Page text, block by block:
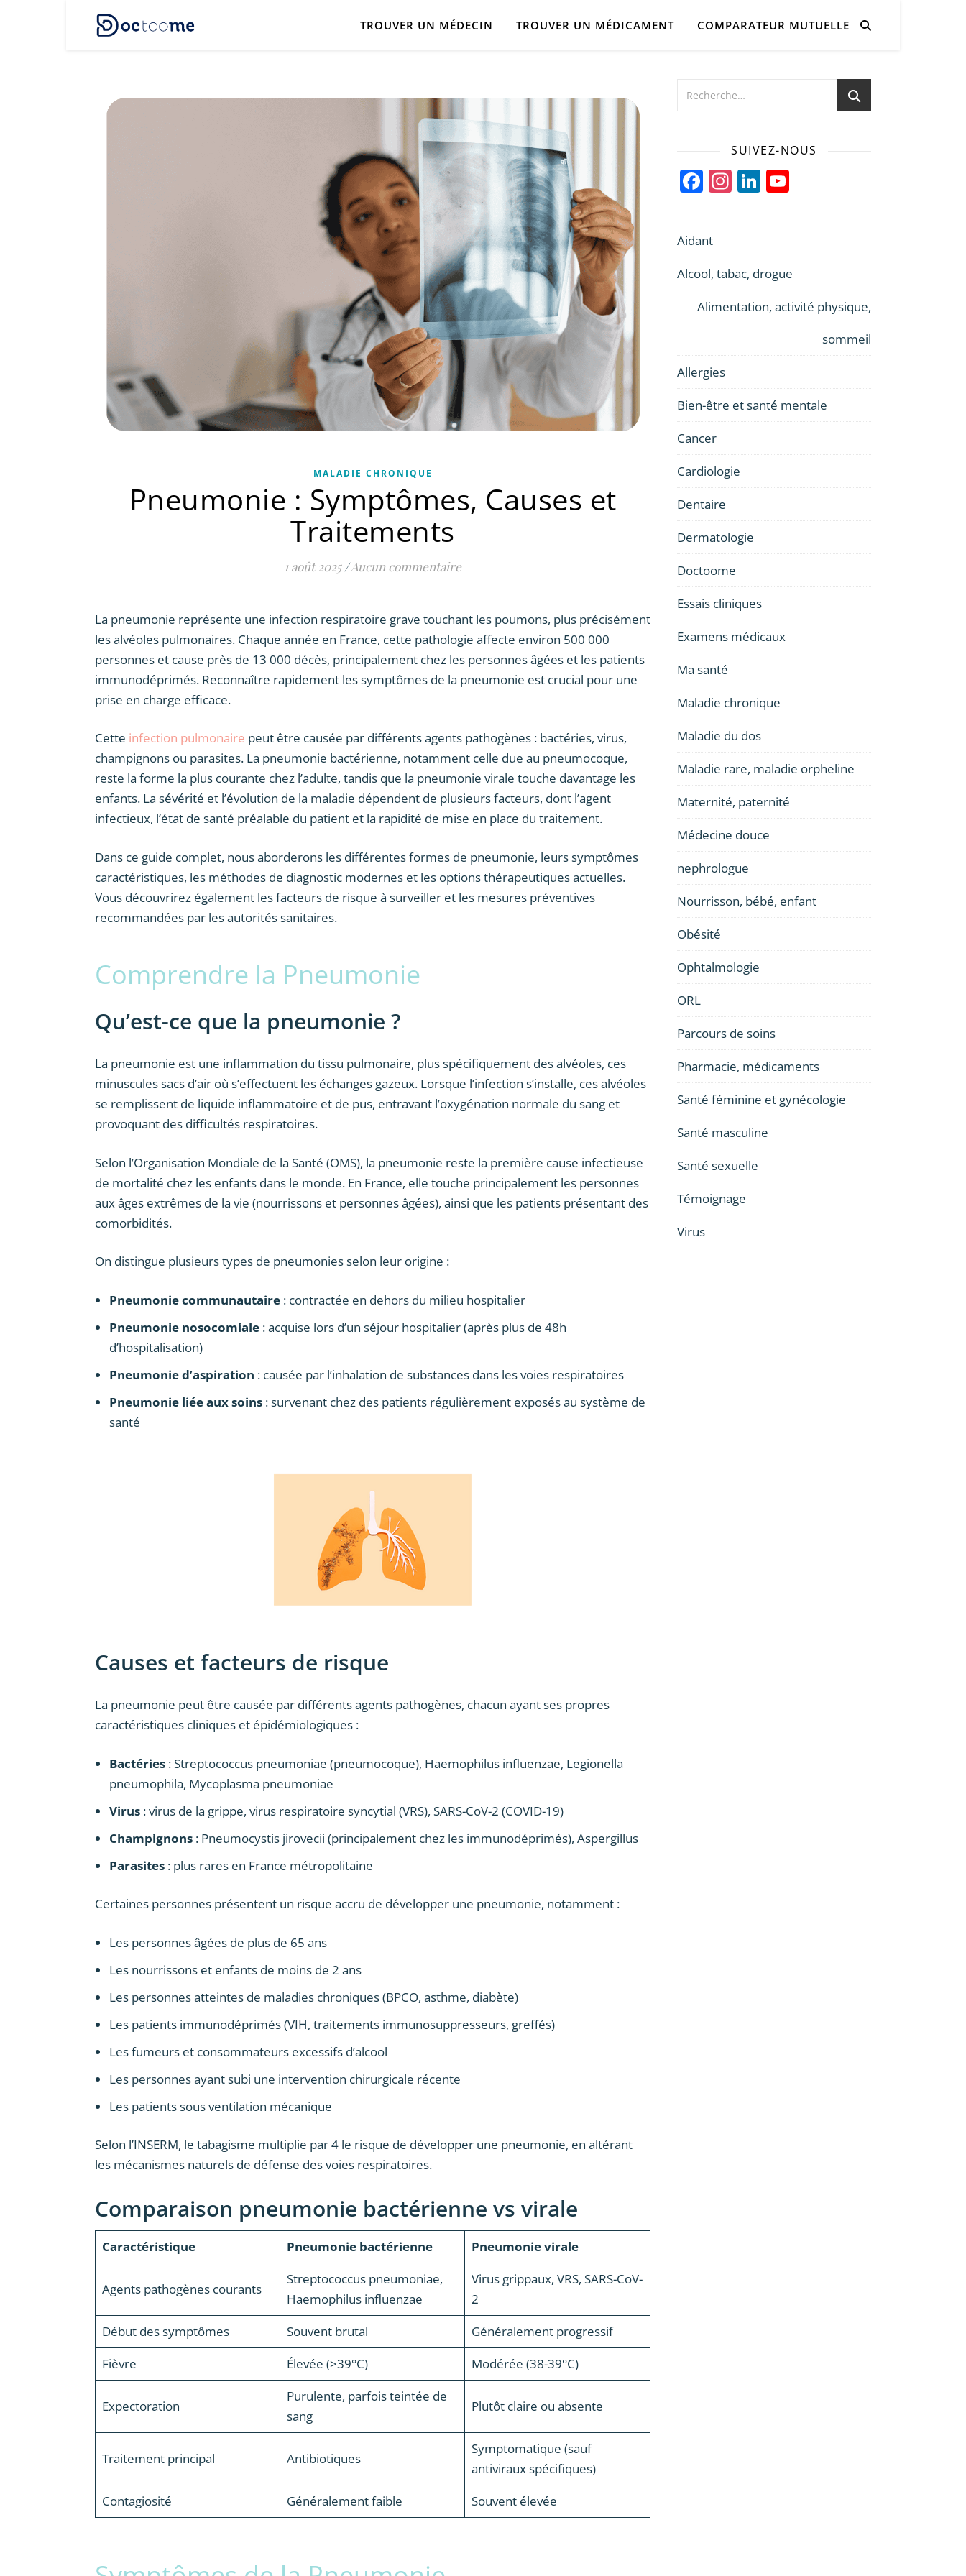
TROUVER UN MÉDECIN TROUVER UN MÉDICAMENT COMPARATEUR MUTUELLE
MALADIE CHRONIQUE
Pneumonie : Symptômes, Causes et
Traitements
1 août 2025 /Aucun commentaire
La pneumonie représente une infection respiratoire grave touchant les poumons, plus précisément
les alvéoles pulmonaires. Chaque année en France, cette pathologie affecte environ 500 000
personnes et cause près de 13 000 décès, principalement chez les personnes âgées et les patients
immunodéprimés. Reconnaître rapidement les symptômes de la pneumonie est crucial pour une
prise en charge efficace.
Cette infection pulmonaire peut être causée par différents agents pathogènes : bactéries, virus,
champignons ou parasites. La pneumonie bactérienne, notamment celle due au pneumocoque,
reste la forme la plus courante chez l’adulte, tandis que la pneumonie virale touche davantage les
enfants. La sévérité et l’évolution de la maladie dépendent de plusieurs facteurs, dont l’agent
infectieux, l’état de santé préalable du patient et la rapidité de mise en place du traitement.
Dans ce guide complet, nous aborderons les différentes formes de pneumonie, leurs symptômes
caractéristiques, les méthodes de diagnostic modernes et les options thérapeutiques actuelles.
Vous découvrirez également les facteurs de risque à surveiller et les mesures préventives
recommandées par les autorités sanitaires.
Comprendre la Pneumonie
Qu’est-ce que la pneumonie ?
La pneumonie est une inflammation du tissu pulmonaire, plus spécifiquement des alvéoles, ces
minuscules sacs d’air où s’effectuent les échanges gazeux. Lorsque l’infection s’installe, ces alvéoles
se remplissent de liquide inflammatoire et de pus, entravant l’oxygénation normale du sang et
provoquant des difficultés respiratoires.
Selon l’Organisation Mondiale de la Santé (OMS), la pneumonie reste la première cause infectieuse
de mortalité chez les enfants dans le monde. En France, elle touche principalement les personnes
aux âges extrêmes de la vie (nourrissons et personnes âgées), ainsi que les patients présentant des
comorbidités.
On distingue plusieurs types de pneumonies selon leur origine :
Pneumonie communautaire : contractée en dehors du milieu hospitalier
Pneumonie nosocomiale : acquise lors d’un séjour hospitalier (après plus de 48h
d’hospitalisation)
Pneumonie d’aspiration : causée par l’inhalation de substances dans les voies respiratoires
Pneumonie liée aux soins : survenant chez des patients régulièrement exposés au système de
santé
Causes et facteurs de risque
La pneumonie peut être causée par différents agents pathogènes, chacun ayant ses propres
caractéristiques cliniques et épidémiologiques :
Bactéries : Streptococcus pneumoniae (pneumocoque), Haemophilus influenzae, Legionella
pneumophila, Mycoplasma pneumoniae
Virus : virus de la grippe, virus respiratoire syncytial (VRS), SARS-CoV-2 (COVID-19)
Champignons : Pneumocystis jirovecii (principalement chez les immunodéprimés), Aspergillus
Parasites : plus rares en France métropolitaine
Certaines personnes présentent un risque accru de développer une pneumonie, notamment :
Les personnes âgées de plus de 65 ans
Les nourrissons et enfants de moins de 2 ans
Les personnes atteintes de maladies chroniques (BPCO, asthme, diabète)
Les patients immunodéprimés (VIH, traitements immunosuppresseurs, greffés)
Les fumeurs et consommateurs excessifs d’alcool
Les personnes ayant subi une intervention chirurgicale récente
Les patients sous ventilation mécanique
Selon l’INSERM, le tabagisme multiplie par 4 le risque de développer une pneumonie, en altérant
les mécanismes naturels de défense des voies respiratoires.
Comparaison pneumonie bactérienne vs virale
Caractéristique Pneumonie bactérienne Pneumonie virale
Agents pathogènes courants
Streptococcus pneumoniae,
Haemophilus influenzae
Virus grippaux, VRS, SARS-CoV-
2
Début des symptômes
Souvent brutal
Généralement progressif
Fièvre
Élevée (>39°C) Modérée (38-39°C)
Expectoration
Purulente, parfois teintée de
sang
Plutôt claire ou absente
Traitement principal Antibiotiques
Symptomatique (sauf
antiviraux spécifiques)
Contagiosité
Généralement faible Souvent élevée
SUIVEZ-NOUS
Facebook
Instagram
LinkedIn
Aidant
Alcool, tabac, drogue
Alimentation, activité physique,
sommeil
Allergies
Bien-être et santé mentale
Cancer
Cardiologie
Dentaire
Dermatologie
Doctoome
Essais cliniques
Examens médicaux
Ma santé
Maladie chronique
Maladie du dos
Maladie rare, maladie orpheline
Maternité, paternité
Médecine douce
nephrologue
Nourrisson, bébé, enfant
Obésité
Ophtalmologie
ORL
Parcours de soins
Pharmacie, médicaments
Santé féminine et gynécologie
Santé masculine
Santé sexuelle
Témoignage
Virus